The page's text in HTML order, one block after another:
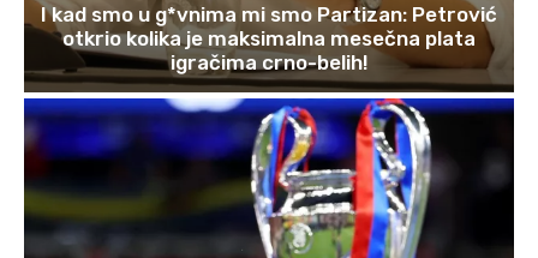
I kad smo u g*vnima mi smo Partizan: Petrović
otkrio kolika je maksimalna mesečna plata
igračima crno-belih!